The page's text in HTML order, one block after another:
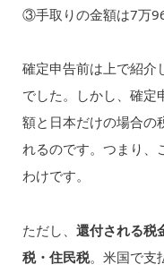
③手取りの金額は7万
確定申告前は上で紹介
でした。しかし、確定
額と日本だけの場合の
れるのです。つまり、
わけです。
ただし、 還付される税
税・住民税。米国で支